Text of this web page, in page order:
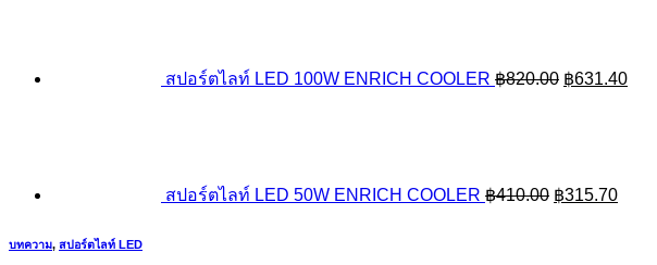
สปอร์ตไลท์ LED 100W ENRICH COOLER ฿820.00 ฿631.40
สปอร์ตไลท์ LED 50W ENRICH COOLER ฿410.00 ฿315.70
บทความ, สปอร์ตไลท์ LED